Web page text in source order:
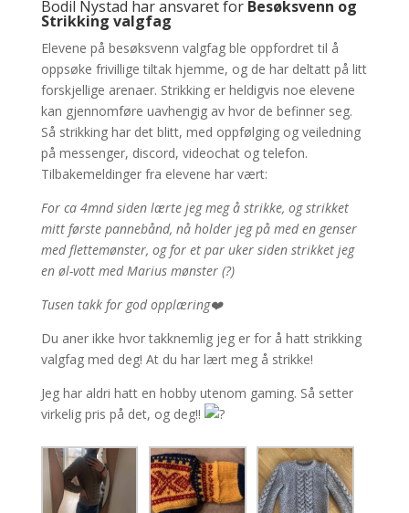
Bodil Nystad har ansvaret forBesøksvenn og
Strikking valgfag
Elevene på besøksvenn valgfag ble oppfordret til å
oppsøke frivillige tiltak hjemme, og de har deltatt på litt
forskjellige arenaer. Strikking er heldigvis noe elevene
kan gjennomføre uavhengig av hvor de befinner seg.
Så strikking har det blitt, med oppfølging og veiledning
på messenger, discord, videochat og telefon.
Tilbakemeldinger fra elevene har vært:
For ca 4mnd siden lærte jeg meg å strikke, og strikket
mitt første pannebånd, nå holder jeg på med en genser
med flettemønster, og for et par uker siden strikket jeg
en øl-vott med Marius mønster (?)
Tusen takk for god opplæring❤️
Du aner ikke hvor takknemlig jeg er for å hatt strikking
valgfag med deg! At du har lært meg å strikke!
Jeg har aldri hatt en hobby utenom gaming. Så setter
virkelig pris på det, og deg!!